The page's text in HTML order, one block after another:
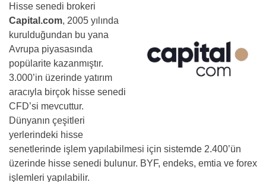
Hisse senedi brokeri
Capital.com, 2005 yılında
kurulduğundan bu yana
Avrupa piyasasında
popülarite kazanmıştır.
3.000’in üzerinde yatırım
aracıyla birçok hisse senedi
CFD’si mevcuttur.
Dünyanın çeşitleri
yerlerindeki hisse
senetlerinde işlem yapılabilmesi için sistemde 2.400’ün
üzerinde hisse senedi bulunur. BYF, endeks, emtia ve forex
işlemleri yapılabilir.